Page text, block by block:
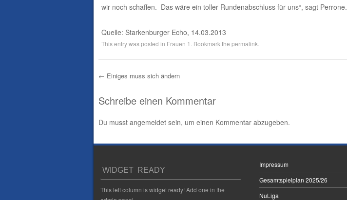
wir noch schaffen. Das wäre ein toller Rundenabschluss für uns“, sagt Perrone.
Quelle: Starkenburger Echo, 14.03.2013
This entry was posted in Frauen 1 . Bookmark the permalink
Post navigation
← Einiges muss sich ändern
Schreibe einen Kommentar
Du musst angemeldetsein, um einen Kommentar abzugeben.
WIDGET READY
This left column is widget ready! Add one in the
Impressum
Gesamtspielplan 2025/26
NuLiga